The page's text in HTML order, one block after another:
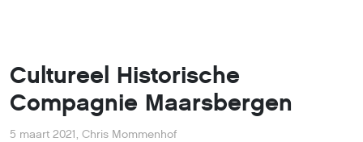
Cultureel Historische
Compagnie Maarsbergen
5 maart 2021, Chris Mommenhof